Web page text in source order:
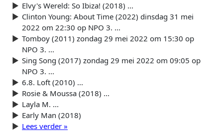
Elvy's Wereld: So Ibiza! (2018) ...
Clinton Young: About Time (2022) dinsdag 31 mei
2022 om 22:30 op NPO 3. ...
Tomboy (2011) zondag 29 mei 2022 om 15:30 op
NPO 3. ...
Sing Song (2017) zondag 29 mei 2022 om 09:05 op
NPO 3. ...
6.8. Loft (2010) ...
Rosie & Moussa (2018) ...
Layla M. ...
Early Man (2018)
Lees verder »